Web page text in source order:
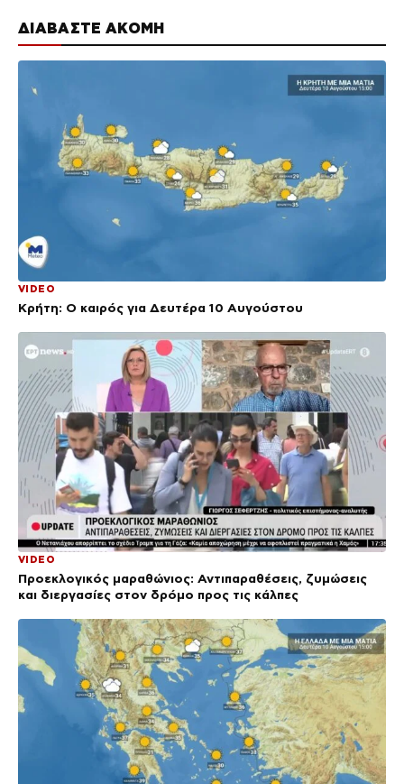
ΔΙΑΒΑΣΤΕ ΑΚΟΜΗ
VIDEO
Κρήτη: Ο καιρός για Δευτέρα 10 Αυγούστου
VIDEO
Προεκλογικός μαραθώνιος: Αντιπαραθέσεις, ζυμώσεις
και διεργασίες στον δρόμο προς τις κάλπες